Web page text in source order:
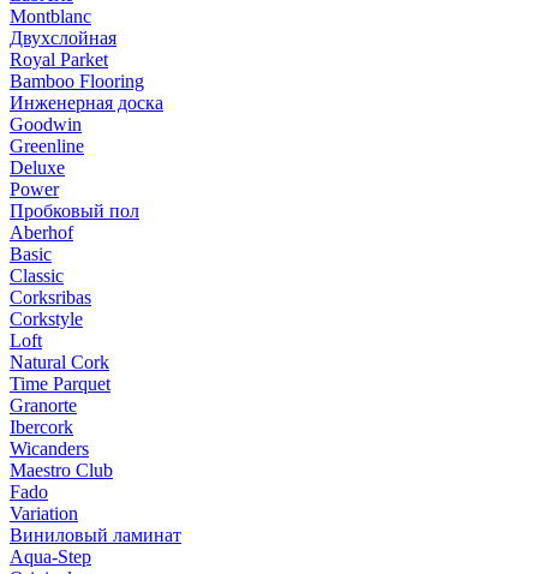
Montblanc
Двухслойная
Royal Parket
Bamboo Flooring
Инженерная доска
Goodwin
Greenline
Deluxe
Power
Пробковый пол
Aberhof
Basic
Classic
Corksribas
Corkstyle
Loft
Natural Cork
Time Parquet
Granorte
Ibercork
Wicanders
Мaestro Club
Fado
Variation
Виниловый ламинат
Aqua-Step